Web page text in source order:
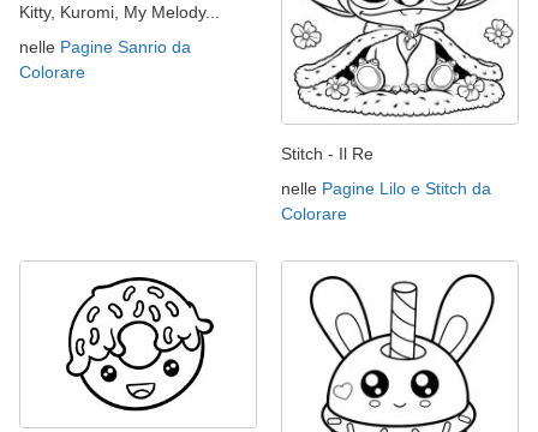
Kitty, Kuromi, My Melody...
nelle Pagine Sanrio da
Colorare
Stitch - Il Re
nelle Pagine Lilo e Stitch da
Colorare